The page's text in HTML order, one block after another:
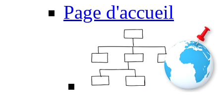
Page d'accueil